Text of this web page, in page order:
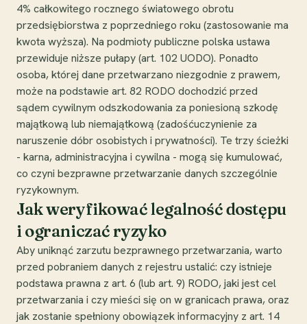
4% całkowitego rocznego światowego obrotu
przedsiębiorstwa z poprzedniego roku (zastosowanie ma
kwota wyższa). Na podmioty publiczne polska ustawa
przewiduje niższe pułapy (art. 102 UODO). Ponadto
osoba, której dane przetwarzano niezgodnie z prawem,
może na podstawie art. 82 RODO dochodzić przed
sądem cywilnym odszkodowania za poniesioną szkodę
majątkową lub niemajątkową (zadośćuczynienie za
naruszenie dóbr osobistych i prywatności). Te trzy ścieżki
- karna, administracyjna i cywilna - mogą się kumulować,
co czyni bezprawne przetwarzanie danych szczególnie
ryzykownym.
Jak weryfikować legalność dostępu
i ograniczać ryzyko
Aby uniknąć zarzutu bezprawnego przetwarzania, warto
przed pobraniem danych z rejestru ustalić: czy istnieje
podstawa prawna z art. 6 (lub art. 9) RODO, jaki jest cel
przetwarzania i czy mieści się on w granicach prawa, oraz
jak zostanie spełniony obowiązek informacyjny z art. 14